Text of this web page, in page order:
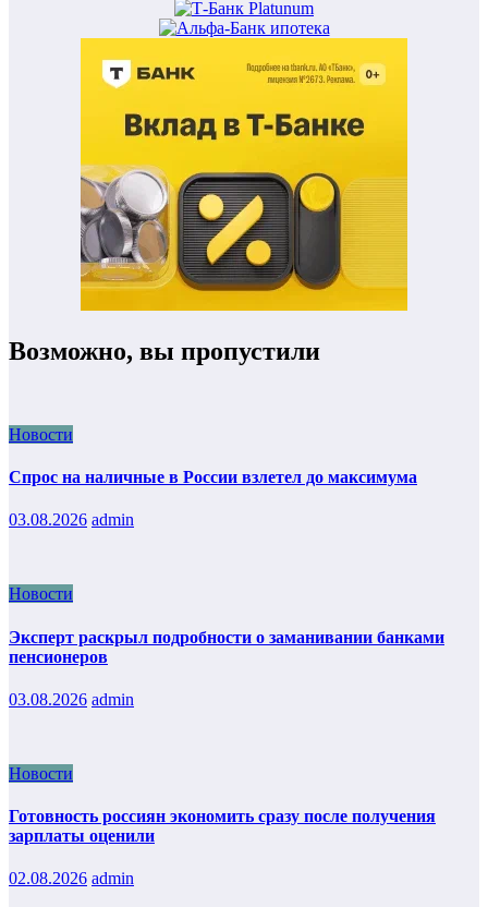
Возможно, вы пропустили
Новости
Спрос на наличные в России взлетел до максимума
03.08.2026 admin
Новости
Эксперт раскрыл подробности о заманивании банками
пенсионеров
03.08.2026 admin
Новости
Готовность россиян экономить сразу после получения
зарплаты оценили
02.08.2026 admin